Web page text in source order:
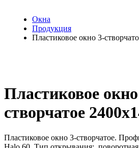
Окна
Продукция
Пластиковое окно 3-
Пластиковое
створчатое
Пластиковое окно 3-створчатое.